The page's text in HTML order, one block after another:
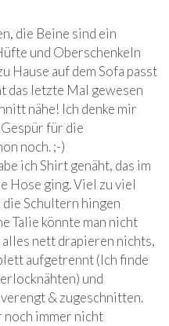
die Beine sind ein
und Oberschenkeln
Hause auf dem Sofa passt
das letzte Mal gewesen
nähe! Ich denke mir
für die
noch. ;-)
ich Shirt genäht, das im
Hose ging. Viel zu viel
Schultern hingen
Talie könnte man nicht
nett drapieren nichts,
aufgetrennt (Ich finde
und
& zugeschnitten.
noch immer nicht